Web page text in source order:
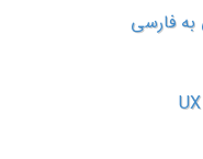
به فارسی